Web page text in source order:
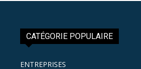
CATÉGORIE POPULAIRE
ENTREPRISES